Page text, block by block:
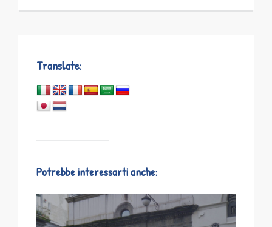
Translate:
Potrebbe interessarti anche: